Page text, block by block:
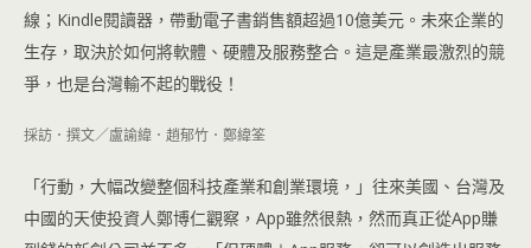
線；Kindle閱讀器，帶動電子書銷售額超過10億美元。未來企業的
生存，取決於如何將軟體、硬體及服務整合。這是產業最激烈的競
爭，也是台灣輸不起的戰役！
採訪．撰文／盧諭緯．趙郁竹．鄭緯筌
「行動，大幅改變整個科技產業和創業環境，」往來美國、台灣及
中國的天使投資人鄭博仁觀察，App雖然很熱，然而真正從App賺